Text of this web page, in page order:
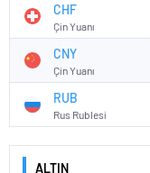
CHF
Çin Yuanı
CNY
Çin Yuanı
RUB
Rus Rublesi
ALTIN